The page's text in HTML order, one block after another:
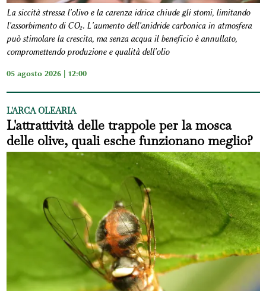
La siccità stressa l'olivo e la carenza idrica chiude gli stomi, limitando
l'assorbimento di CO₂. L'aumento dell'anidride carbonica in atmosfera
può stimolare la crescita, ma senza acqua il beneficio è annullato,
compromettendo produzione e qualità dell'olio
05 agosto 2026 | 12:00
L'ARCA OLEARIA
L'attrattività delle trappole per la mosca
delle olive, quali esche funzionano meglio?